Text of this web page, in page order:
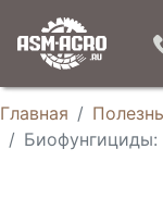
Главная